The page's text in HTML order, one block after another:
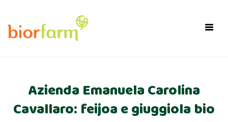
Azienda Emanuela Carolina
Cavallaro: feijoa e giuggiola bio